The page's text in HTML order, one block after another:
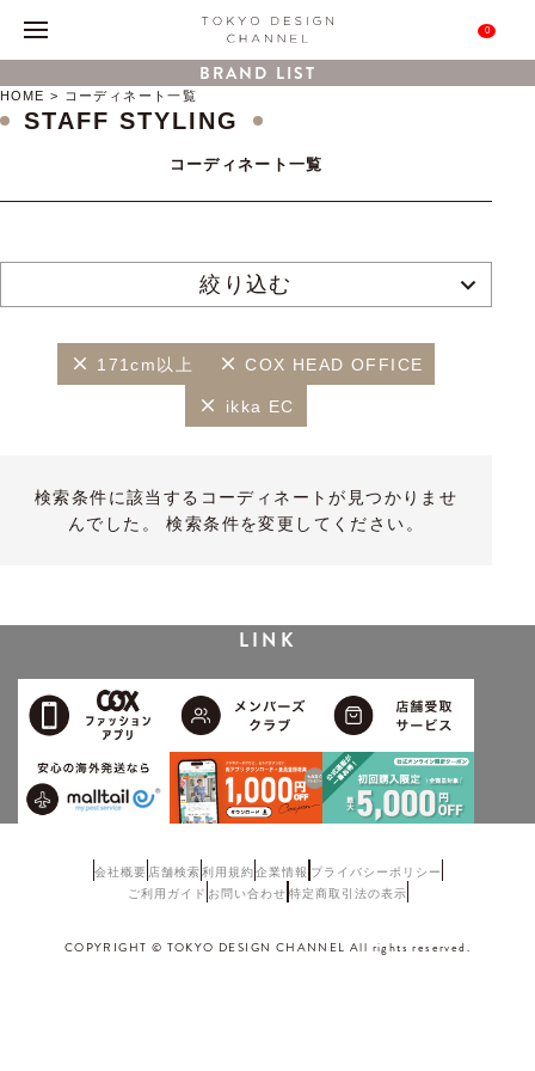
0
BRAND LIST
HOME コーディネート一覧
STAFF STYLING
コーディネート一覧
絞り込む
171cm以上 COX HEAD OFFICE
ikka EC
検索条件に該当するコーディネートが見つかりませ
んでした。 検索条件を変更してください。
LINK
会社概要 店舗検索利用規約企業情報 プライバシーポリシー
ご利用ガイド お問い合わせ 特定商取引法の表示
COPYRIGHT © TOKYO DESIGN CHANNEL All rights reserved.